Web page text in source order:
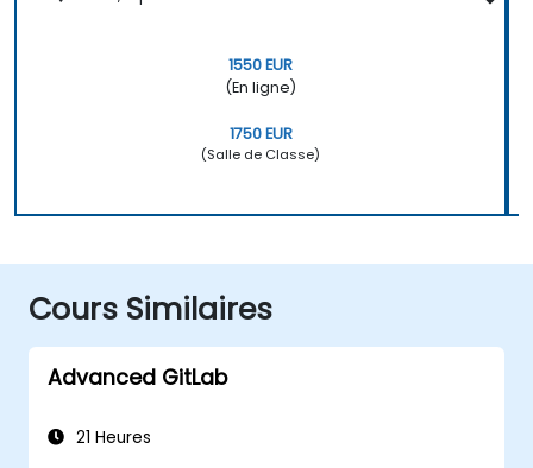
1550 EUR
(En ligne)
1750 EUR
(Salle de Classe)
Cours Similaires
Advanced GitLab
21 Heures